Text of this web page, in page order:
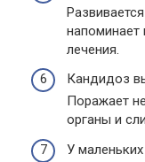
напоминает
лечения.
Кандидоз
Поражает
органы и
У